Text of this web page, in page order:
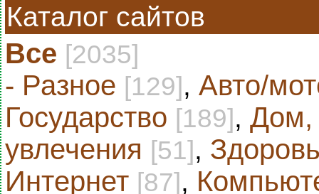
Каталог сайтов
Все [2035]
- Разное [129], Авто/
Государство [189], Дом,
увлечения [51],
Интернет [87],